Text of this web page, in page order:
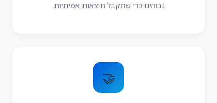
גבוהים כדי שתקבל תוצאות אמיתיות.
🤝